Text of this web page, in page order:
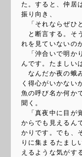
た。すると、仲居
振り向き、
「それならぜひ
と断言する。そ
れを見ていないの
「沖合いで明か
んです。たましい
なんだか夜の蛾
く得心がいかない
魚の呼び名か何か
聞く。
「真夜中に目が
からでも見えるん
かりです。でも、
りに集まるたまし
えるような気がす